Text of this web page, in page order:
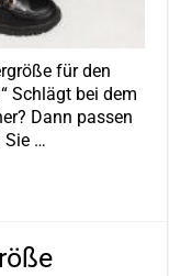
für den
Schlägt bei dem
Dann passen
Sie …